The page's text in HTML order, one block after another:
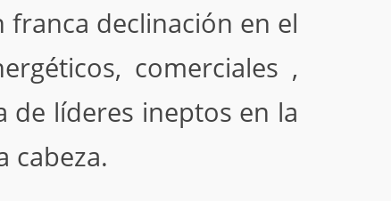
franca declinación en el
comerciales ,
de líderes ineptos en la
cabeza.